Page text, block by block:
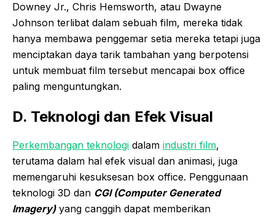
Downey Jr., Chris Hemsworth, atau Dwayne
Johnson terlibat dalam sebuah film, mereka tidak
hanya membawa penggemar setia mereka tetapi juga
menciptakan daya tarik tambahan yang berpotensi
untuk membuat film tersebut mencapai box office
paling menguntungkan.
D. Teknologi dan Efek Visual
Perkembangan teknologi dalam industri film,
terutama dalam hal efek visual dan animasi, juga
memengaruhi kesuksesan box office. Penggunaan
teknologi 3D dan CGI (Computer Generated
Imagery)yang canggih dapat memberikan